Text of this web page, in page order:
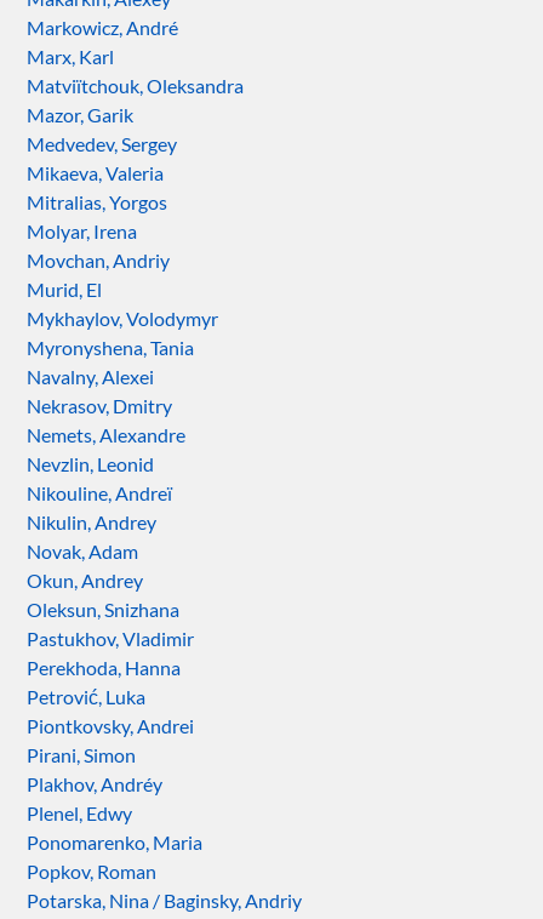
Markowicz, André
Marx, Karl
Matviïtchouk, Oleksandra
Mazor, Garik
Medvedev, Sergey
Mikaeva, Valeria
Mitralias, Yorgos
Molyar, Irena
Movchan, Andriy
Murid, El
Mykhaylov, Volodymyr
Myronyshena, Tania
Navalny, Alexei
Nekrasov, Dmitry
Nemets, Alexandre
Nevzlin, Leonid
Nikouline, Andreï
Nikulin, Andrey
Novak, Adam
Okun, Andrey
Oleksun, Snizhana
Pastukhov, Vladimir
Perekhoda, Hanna
Petrović, Luka
Piontkovsky, Andrei
Pirani, Simon
Plakhov, Andréy
Plenel, Edwy
Ponomarenko, Maria
Popkov, Roman
Potarska, Nina / Baginsky, Andriy